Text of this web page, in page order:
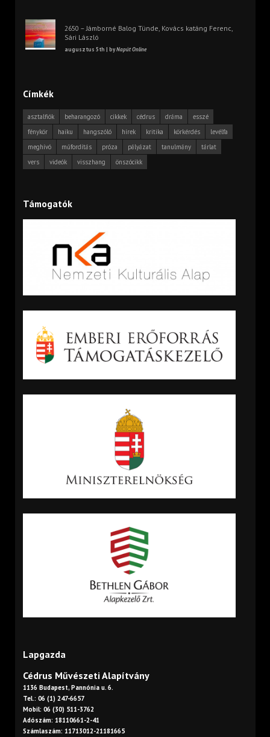
2650 – Jámborné Balog Tünde, Kovács katáng Ferenc,
Sári László
augusztus 5th | byNapút Online
Címkék
asztalfiók beharangozó cikkek cédrus dráma
esszé
fénykör
haiku hangszóló hírek kritika körkérdés
levélfa
meghívó
műfordítás próza pályázat tanulmány
tárlat
vers
videók visszhang önszócikk
Támogatók
Lapgazda
Cédrus Művészeti Alapítvány
1136 Budapest, Pannónia u. 6.
Tel.: 06 (1) 247-6657
Mobil: 06 (30) 511-3762
Adószám: 18110661-2-41
Számlaszám: 11713012-21181665